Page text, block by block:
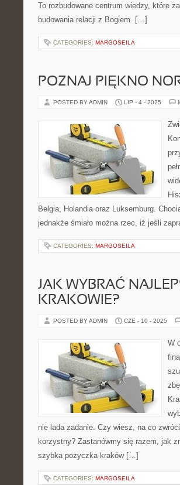
To rozbudowane centrum wiedzy, które
budowania relacji z Bogiem. […]
CATEGORIES: MARGOSEILA
POZNAJ PIĘKNO
POSTED BY ADMIN LIP - 4 - 2025
Belgia, Holandia oraz Luksemburg.
jednakże śmiało można rzec, iż jeśli
CATEGORIES: MARGOSEILA
JAK WYBRAĆ
KRAKOWIE?
POSTED BY ADMIN CZE - 10 - 2025
W
nie lada zadanie. Czy wiesz, na co
korzystny? Zastanówmy się razem, jak
szybka pożyczka kraków […]
CATEGORIES: MARGOSEILA